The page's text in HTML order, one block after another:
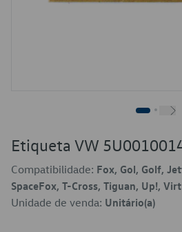
Etiqueta VW
Compatibilidade: Fox, Gol, Golf,
SpaceFox, T-Cross, Tiguan, Up!,
Unidade de venda: Unitário(a)